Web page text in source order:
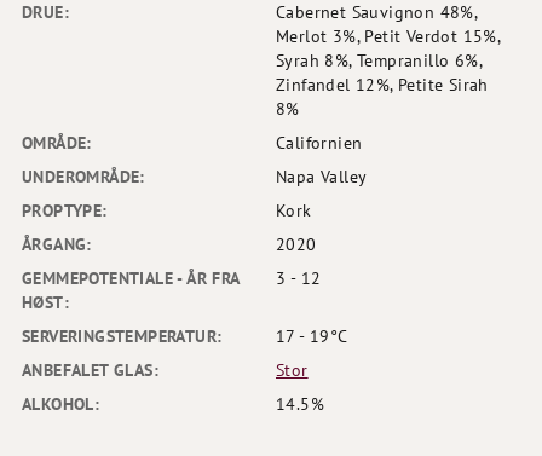
DRUE:
Cabernet Sauvignon 48%,
Merlot 3%, Petit Verdot 15%,
Syrah 8%, Tempranillo 6%,
Zinfandel 12%, Petite Sirah
8%
OMRÅDE:
Californien
UNDEROMRÅDE:
Napa Valley
PROPTYPE:
Kork
ÅRGANG:
2020
GEMMEPOTENTIALE - ÅR FRA
HØST:
3 - 12
SERVERINGSTEMPERATUR:
17 - 19°C
ANBEFALET GLAS:
Stor
ALKOHOL:
14.5%